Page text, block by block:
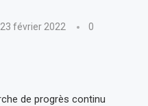
23 février 2022
0
de progrès continu